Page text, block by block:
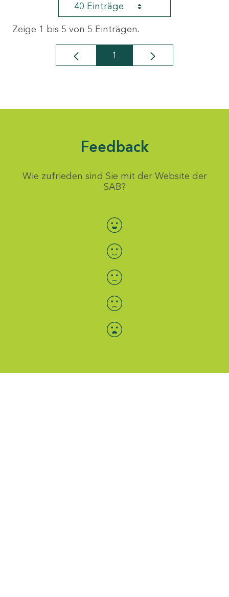
40 Einträge
Zeige 1 bis 5 von 5 Einträgen.
Seite
1
Feedback
Wie zufrieden sind Sie mit der Website der
SAB?
Bewertung auswählen